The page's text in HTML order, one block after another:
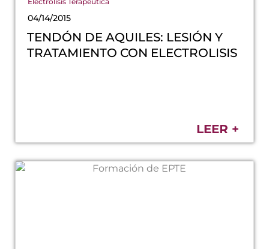
04/14/2015
TENDÓN DE AQUILES: LESIÓN Y
TRATAMIENTO CON ELECTROLISIS
LEER +